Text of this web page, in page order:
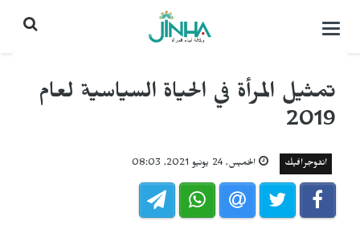
التحكم
تمثيل المرأة في الحياة السياسية لعام
2019
انفوجرافيك الخميس, 24 يونيو 2021, 08:03